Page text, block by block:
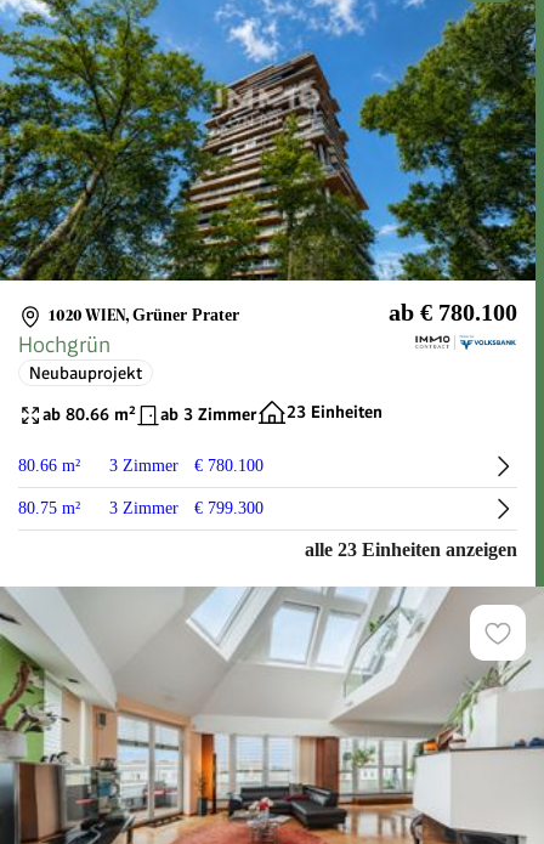
1020 WIEN, Grüner Prater ab € 780.100
Hochgrün
Neubauprojekt
ab 80.66 m² ab 3 Zimmer 23 Einheiten
80.66 m² 3 Zimmer € 780.100
80.75 m² 3 Zimmer € 799.300
alle 23 Einheiten anzeigen